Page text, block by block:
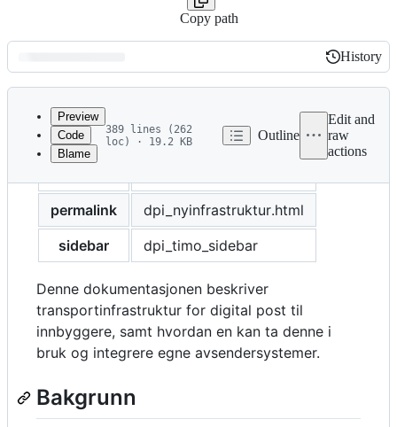
Copy path
Latest
commit
History
History
metadata
controls
Preview
Code
Blame
389 lines (262
loc) · 19.2 KB
Outline
Edit and
raw
actions
permalink
dpi_nyinfrastruktur.html
sidebar
dpi_timo_sidebar
Denne dokumentasjonen beskriver
transportinfrastruktur for digital post til
innbyggere, samt hvordan en kan ta denne i
bruk og integrere egne avsendersystemer.
Bakgrunn